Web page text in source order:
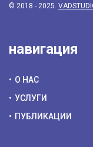
© 2018 - 2025.
навигация
О НАС
УСЛУГИ
ПУБЛИКАЦИИ